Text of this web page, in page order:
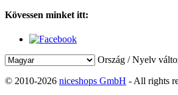
Kövessen minket itt:
Ország / Nyelv
© 2010-2026 niceshops GmbH - All rights